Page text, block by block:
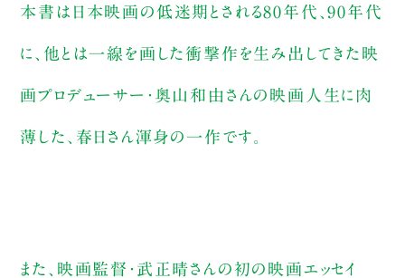
本書は日本映画の低迷期とされる80年代、90年代
に、他とは一線を画した衝撃作を生み出してきた映
画プロデューサー・奥山和由さんの映画人生に肉
薄した、春日さん渾身の一作です。
また、映画監督・武正晴さんの初の映画エッセイ